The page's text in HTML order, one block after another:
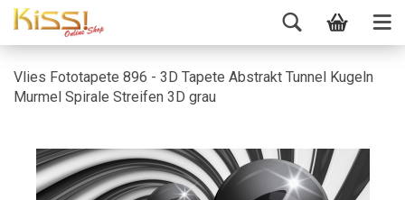
Vlies Fototapete 896 - 3D Tapete Abstrakt Tunnel Kugeln
Murmel Spirale Streifen 3D grau